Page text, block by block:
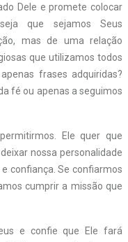
Dele e promete colocar
que sejamos Seus
mas de uma relação
que utilizamos todos
frases adquiridas?
fé ou apenas a seguimos
Ele quer que
nossa personalidade
confiança. Se confiarmos
cumprir a missão que
e confie que Ele fará